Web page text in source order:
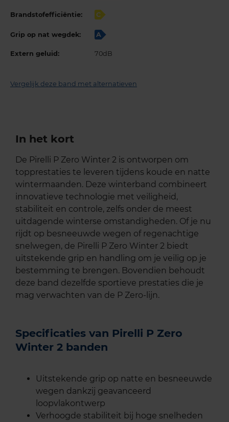
Brandstofefficiëntie: C
Grip op nat wegdek: A
Extern geluid: 70dB
Vergelijk deze band met alternatieven
In het kort
De Pirelli P Zero Winter 2 is ontworpen om
topprestaties te leveren tijdens koude en natte
wintermaanden. Deze winterband combineert
innovatieve technologie met veiligheid,
stabiliteit en controle, zelfs onder de meest
uitdagende winterse omstandigheden. Of je nu
rijdt op besneeuwde wegen of regenachtige
snelwegen, de Pirelli P Zero Winter 2 biedt
uitstekende grip en handling om je veilig op je
bestemming te brengen. Bovendien behoudt
deze band dezelfde sportieve prestaties die je
mag verwachten van de P Zero-lijn.
Specificaties van Pirelli P Zero
Winter 2 banden
Uitstekende grip op natte en besneeuwde
wegen dankzij geavanceerd
loopvlakontwerp
Verhoogde stabiliteit bij hoge snelheden